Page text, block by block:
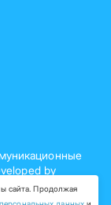
сайта. Продолжая
by